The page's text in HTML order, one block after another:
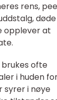
rens,
døde
opplever at
ofte
i huden
syrer i nøye